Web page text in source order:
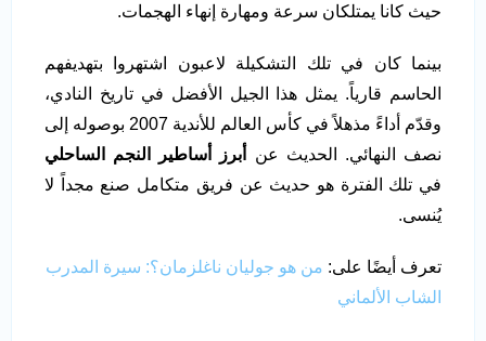
حيث كانا يمتلكان سرعة ومهارة إنهاء الهجمات.
بينما كان في تلك التشكيلة لاعبون اشتهروا بتهديفهم
الحاسم قارياً. يمثل هذا الجيل الأفضل في تاريخ النادي،
وقدّم أداءً مذهلاً في كأس العالم للأندية 2007 بوصوله إلى
نصف النهائي. الحديث عن
أبرز أساطير النجم الساحلي
في تلك الفترة هو حديث عن فريق متكامل صنع مجداً لا
يُنسى.
تعرف أيضًا على: من هو جوليان ناغلزمان؟: سيرة المدرب
الشاب الألماني